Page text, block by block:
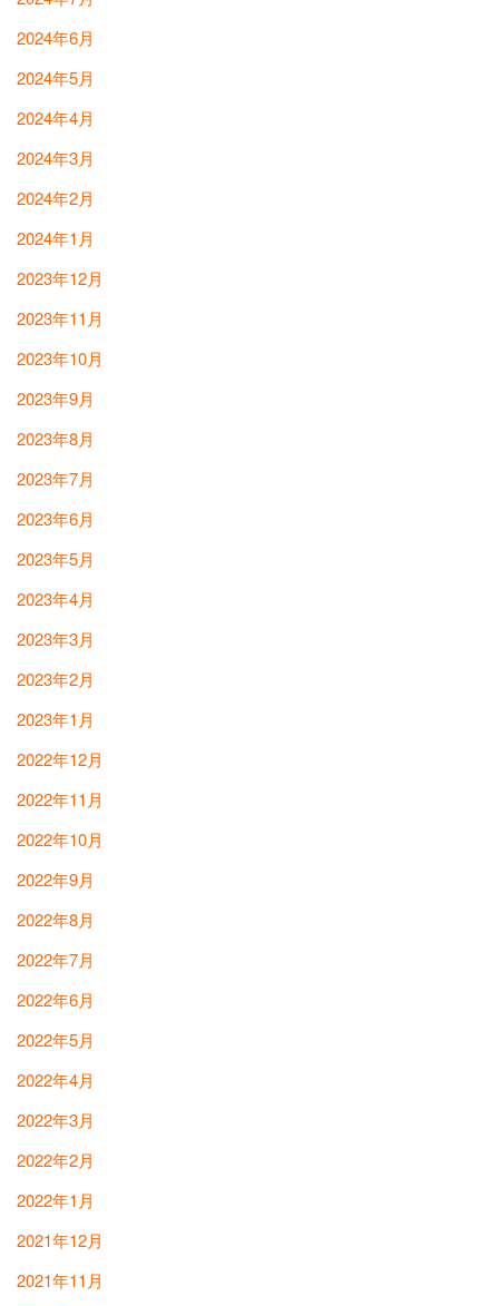
2024年6月
2024年5月
2024年4月
2024年3月
2024年2月
2024年1月
2023年12月
2023年11月
2023年10月
2023年9月
2023年8月
2023年7月
2023年6月
2023年5月
2023年4月
2023年3月
2023年2月
2023年1月
2022年12月
2022年11月
2022年10月
2022年9月
2022年8月
2022年7月
2022年6月
2022年5月
2022年4月
2022年3月
2022年2月
2022年1月
2021年12月
2021年11月